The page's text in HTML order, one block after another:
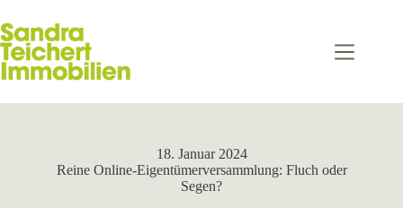
Inhalt
springen
18. Januar 2024
Reine Online-Eigentümerversammlung: Fluch oder
Segen?